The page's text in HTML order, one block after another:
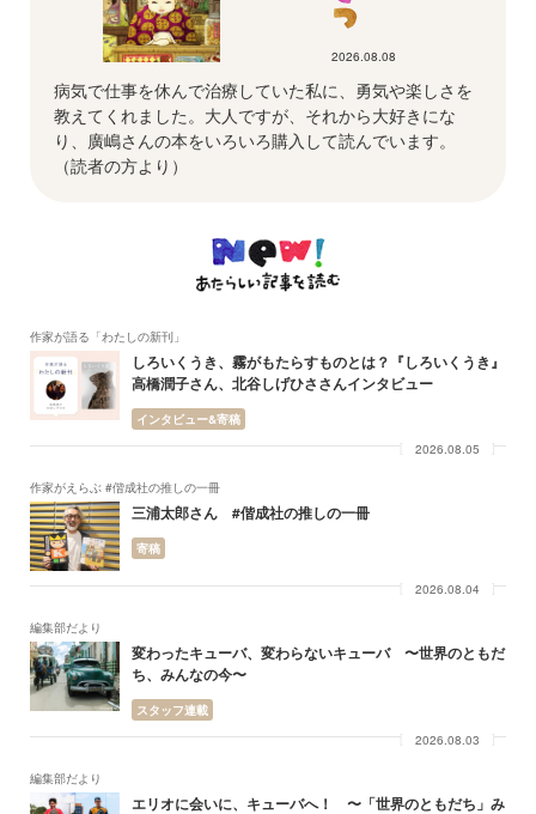
2026.08.08
病気で仕事を休んで治療していた私に、勇気や楽しさを
教えてくれました。大人ですが、それから大好きにな
り、廣嶋さんの本をいろいろ購入して読んでいます。
（読者の方より）
作家が語る「わたしの新刊」
しろいくうき、霧がもたらすものとは？『しろいくうき』
高橋潤子さん、北谷しげひささんインタビュー
インタビュー&寄稿
2026.08.05
作家がえらぶ #偕成社の推しの一冊
三浦太郎さん #偕成社の推しの一冊
寄稿
2026.08.04
編集部だより
変わったキューバ、変わらないキューバ 〜世界のともだ
ち、みんなの今〜
スタッフ連載
2026.08.03
編集部だより
エリオに会いに、キューバへ！ 〜「世界のともだち」み